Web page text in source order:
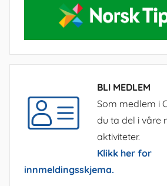
BLI MEDLEM
Som medlem i
du ta del i våre
aktiviteter.
Klikk her for
innmeldingsskjema.